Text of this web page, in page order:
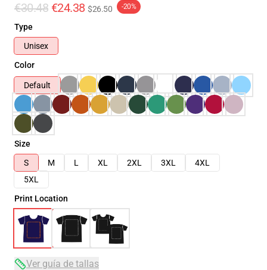
€30.48 €24.38 $26.50 -20%
Type
Unisex
Color
Default
Size
S
M L XL 2XL 3XL
4XL
5XL
Print Location
Ver guía de tallas